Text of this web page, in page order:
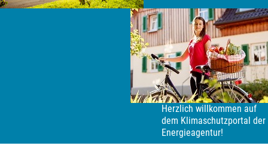
Herzlich willkommen auf
dem Klimaschutzportal der
Energieagentur!